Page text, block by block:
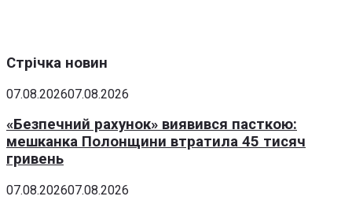
Стрічка новин
07.08.202607.08.2026
«Безпечний рахунок» виявився пасткою:
мешканка Полонщини втратила 45 тисяч
гривень
07.08.202607.08.2026